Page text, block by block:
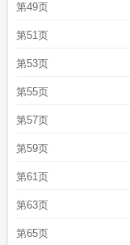
第49页
第51页
第53页
第55页
第57页
第59页
第61页
第63页
第65页